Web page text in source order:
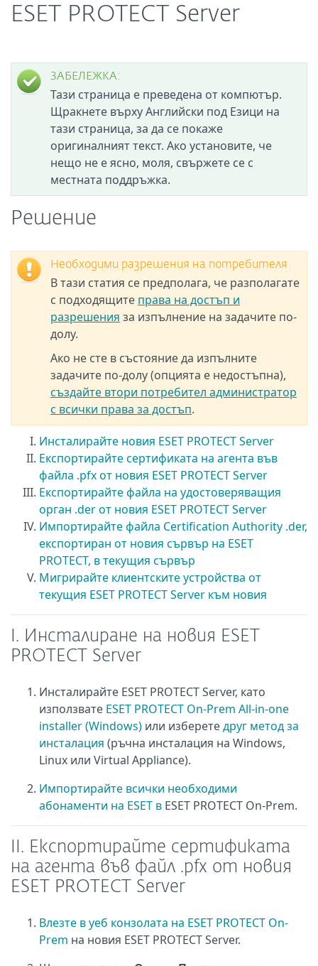
ESET PROTECT Server
ЗАБЕЛЕЖКА:
Тази страница е преведена от компютър.
Щракнете върху Английски под Езици на
тази страница, за да се покаже
оригиналният текст. Ако установите, че
нещо не е ясно, моля, свържете се с
местната поддръжка.
Решение
Необходими разрешения на потребителя
В тази статия се предполага, че разполагате
с подходящите права на достъп и
разрешения за изпълнение на задачите по-
долу.
Ако не сте в състояние да изпълните
задачите по-долу (опцията е недостъпна),
създайте втори потребител администратор
с всички права за достъп.
Инсталирайте новия ESET PROTECT Server
Експортирайте сертификата на агента във
файла .pfx от новия ESET PROTECT Server
Експортирайте файла на удостоверяващия
орган .der от новия ESET PROTECT Server
Импортирайте файла Certification Authority .der,
експортиран от новия сървър на ESET
PROTECT, в текущия сървър
Мигрирайте клиентските устройства от
текущия ESET PROTECT Server към новия
I. Инсталиране на новия ESET
PROTECT Server
Инсталирайте ESET PROTECT Server, като
използвате ESET PROTECT On-Prem All-in-one
installer (Windows) или изберетедруг метод за
инсталация (ръчна инсталация на Windows,
Linux или Virtual Appliance).
Импортирайте всички необходими
абонаменти на ESET в ESET PROTECT On-Prem.
II. Експортирайте сертификата
на агента във файл .pfx от новия
ESET PROTECT Server
Влезте в уеб конзолата на ESET PROTECT On-
Prem на новия ESET PROTECT Server.